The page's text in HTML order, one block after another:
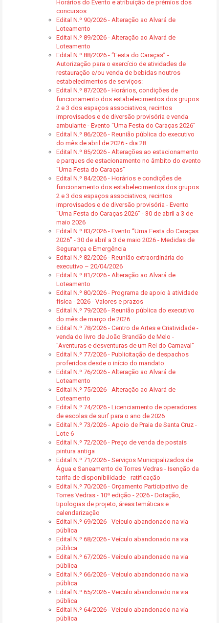
Horários do Evento e atribuição de prémios dos
concursos
Edital N.º 90/2026 - Alteração ao Alvará de
Loteamento
Edital N.º 89/2026 - Alteração ao Alvará de
Loteamento
Edital N.º 88/2026 - “Festa do Caraças” -
Autorização para o exercício de atividades de
restauração e/ou venda de bebidas noutros
estabelecimentos de serviços:
Edital N.º 87/2026 - Horários, condições de
funcionamento dos estabelecimentos dos grupos
2 e 3 dos espaços associativos, recintos
improvisados e de diversão provisória e venda
ambulante - Evento “Uma Festa do Caraças 2026”
Edital N.º 86/2026 - Reunião pública do executivo
do mês de abril de 2026 - dia 28
Edital N.º 85/2026 - Alterações ao estacionamento
e parques de estacionamento no âmbito do evento
“Uma Festa do Caraças”
Edital N.º 84/2026 - Horários e condições de
funcionamento dos estabelecimentos dos grupos
2 e 3 dos espaços associativos, recintos
improvisados e de diversão provisória - Evento
“Uma Festa do Caraças 2026” - 30 de abril a 3 de
maio 2026
Edital N.º 83/2026 - Evento “Uma Festa do Caraças
2026” - 30 de abril a 3 de maio 2026 - Medidas de
Segurança e Emergência
Edital N.º 82/2026 - Reunião extraordinária do
executivo – 20/04/2026
Edital N.º 81/2026 - Alteração ao Alvará de
Loteamento
Edital N.º 80/2026 - Programa de apoio à atividade
física - 2026 - Valores e prazos
Edital N.º 79/2026 - Reunião pública do executivo
do mês de março de 2026
Edital N.º 78/2026 - Centro de Artes e Criatividade -
venda do livro de João Brandão de Melo -
"Aventuras e desventuras de um Rei do Carnaval"
Edital N.º 77/2026 - Publicitação de despachos
proferidos desde o início do mandato
Edital N.º 76/2026 - Alteração ao Alvará de
Loteamento
Edital N.º 75/2026 - Alteração ao Alvará de
Loteamento
Edital N.º 74/2026 - Licenciamento de operadores
de escolas de surf para o ano de 2026
Edital N.º 73/2026 - Apoio de Praia de Santa Cruz -
Lote 6
Edital N.º 72/2026 - Preço de venda de postais
pintura antiga
Edital N.º 71/2026 - Serviços Municipalizados de
Água e Saneamento de Torres Vedras - Isenção da
tarifa de disponibilidade - ratificação
Edital N.º 70/2026 - Orçamento Participativo de
Torres Vedras - 10ª edição - 2026 - Dotação,
tipologias de projeto, áreas temáticas e
calendarização
Edital N.º 69/2026 - Veículo abandonado na via
pública
Edital N.º 68/2026 - Veículo abandonado na via
pública
Edital N.º 67/2026 - Veículo abandonado na via
pública
Edital N.º 66/2026 - Veículo abandonado na via
pública
Edital N.º 65/2026 - Veiculo abandonado na via
pública
Edital N.º 64/2026 - Veiculo abandonado na via
pública